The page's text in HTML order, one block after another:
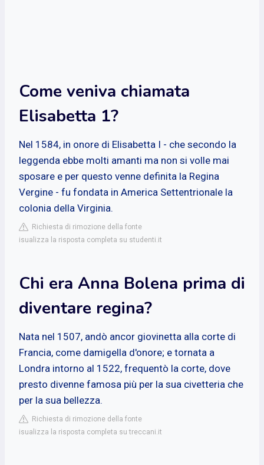
Come veniva chiamata
Elisabetta 1?
Nel 1584, in onore di Elisabetta I - che secondo la
leggenda ebbe molti amanti ma non si volle mai
sposare e per questo venne definita la Regina
Vergine - fu fondata in America Settentrionale la
colonia della Virginia.
Richiesta di rimozione della fonte
isualizza la risposta completa su studenti.it
Chi era Anna Bolena prima di
diventare regina?
Nata nel 1507, andò ancor giovinetta alla corte di
Francia, come damigella d'onore; e tornata a
Londra intorno al 1522, frequentò la corte, dove
presto divenne famosa più per la sua civetteria che
per la sua bellezza.
Richiesta di rimozione della fonte
isualizza la risposta completa su treccani.it